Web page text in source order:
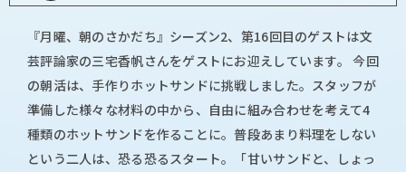
『月曜、朝のさかだち』シーズン2、第16回目のゲストは文
芸評論家の三宅香帆さんをゲストにお迎えしています。 今回
の朝活は、手作りホットサンドに挑戦しました。スタッフが
準備した様々な材料の中から、自由に組み合わせを考えて4
種類のホットサンドを作ることに。普段あまり料理をしない
という二人は、恐る恐るスタート。「甘いサンドと、しょっ